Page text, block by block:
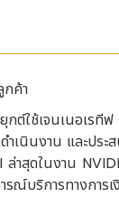
กค้า
เจนเนอเรทีฟ
นินงาน และประ
ล่าสุดในงาน
รณ์บริการทางการ